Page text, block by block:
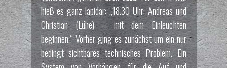
hieß es ganz lapidar: „18.30 Uhr: Andreas und
Christian (Lühe) – mit dem Einleuchten
beginnen.“ Vorher ging es zunächst um ein nur
bedingt sichtbares technisches Problem. Ein